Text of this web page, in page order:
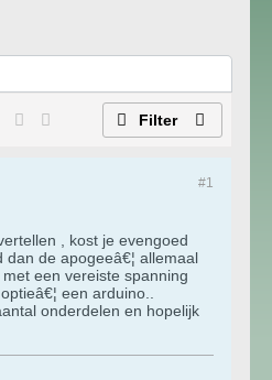
Filter
#1
, kost je evengoed
dan de apogeeâ€¦ allemaal
een vereiste spanning
een arduino..
onderdelen en hopelijk